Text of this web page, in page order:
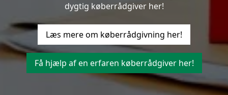
dygtig køberrådgiver her!
Læs mere om køberrådgivning her!
Få hjælp af en erfaren køberrådgiver her!